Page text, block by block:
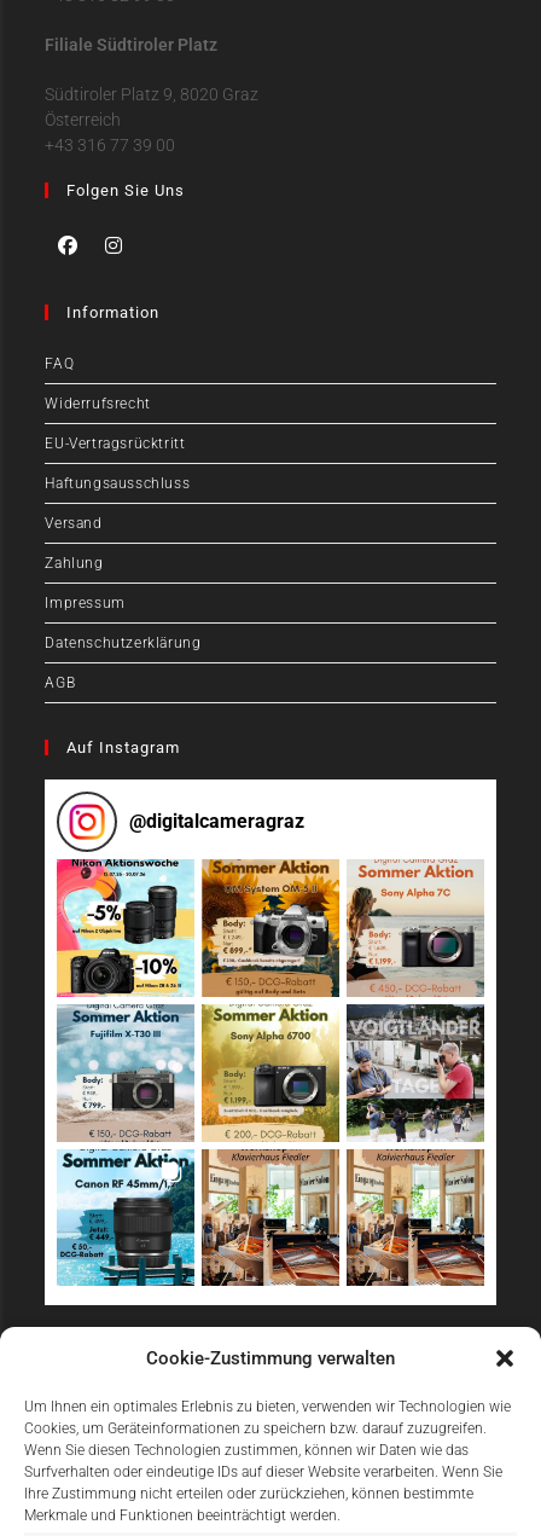
Cookie-Zustimmung verwalten
Um Ihnen ein optimales Erlebnis zu bieten, verwenden wir Technologien wie
Cookies, um Geräteinformationen zu speichern bzw. darauf zuzugreifen.
Wenn Sie diesen Technologien zustimmen, können wir Daten wie das
Surfverhalten oder eindeutige IDs auf dieser Website verarbeiten. Wenn Sie
Ihre Zustimmung nicht erteilen oder zurückziehen, können bestimmte
Merkmale und Funktionen beeinträchtigt werden.
Filiale Südtiroler Platz
Südtiroler Platz 9, 8020 Graz
Österreich
+43 316 77 39 00
Folgen Sie Uns
Information
FAQ
Widerrufsrecht
EU-Vertragsrücktritt
Haftungsausschluss
Versand
Zahlung
Impressum
Datenschutzerklärung
AGB
Auf Instagram
@digitalcameragraz
Sicher Einkaufen